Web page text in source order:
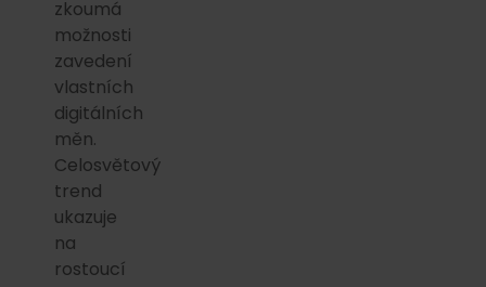
zkoumá
možnosti
zavedení
vlastních
digitálních
měn.
Celosvětový
trend
ukazuje
na
rostoucí